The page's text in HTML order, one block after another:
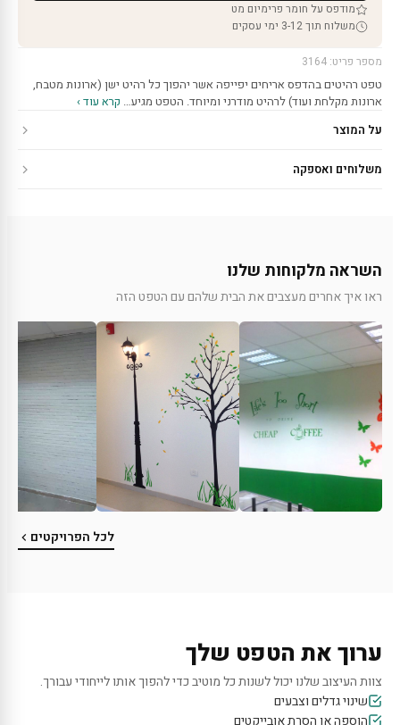
מודפס על חומר פרימיום מט
משלוח תוך 3-12 ימי עסקים
מספר פריט: 3164
טפט רהיטים בהדפס אריחים יפייפה אשר יהפוך כל רהיט ישן (ארונות מטבח,
ארונות מקלחת ועוד) לרהיט מודרני ומיוחד. הטפט מגיע… קרא עוד ›
על המוצר
משלוחים ואספקה
השראה מלקוחות שלנו
ראו איך אחרים מעצבים את הבית שלהם עם הטפט הזה
לכל הפרויקטים
ערוך את הטפט שלך
צוות העיצוב שלנו יכול לשנות כל מוטיב כדי להפוך אותו לייחודי עבורך.
שינוי גדלים וצבעים
הוספה או הסרת אובייקטים